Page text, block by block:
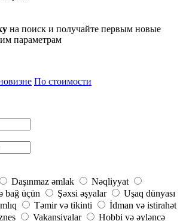
на поиск и получайте первым новые
параметрам
По стоимости
Daşınmaz əmlak
Nəqliyyat
bağ üçün Şəxsi əşyalar
Uşaq dünyası
Təmir və tikinti
İdman və istirahət
Vakansiyalar
Hobbi və əyləncə